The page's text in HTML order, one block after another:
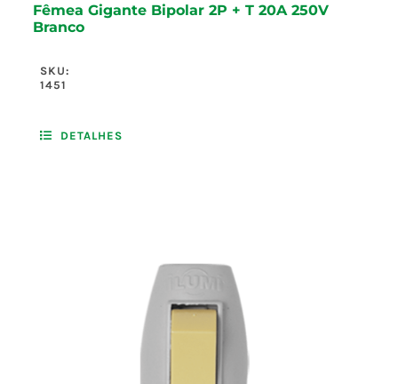
Fêmea Gigante Bipolar 2P + T 20A 250V
Branco
SKU:
1451
DETALHES